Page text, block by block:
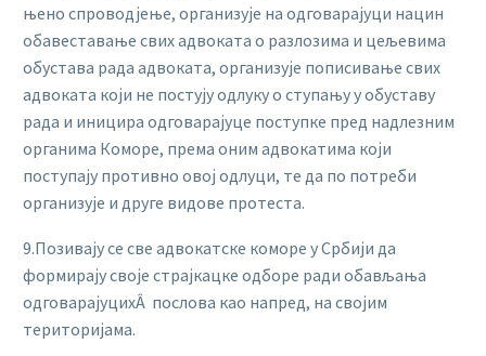
њено спроводјење, организује на одговарајуци нацин
обавеставање свих адвоката о разлозима и цељевима
обустава рада адвоката, организује пописивање свих
адвоката који не постују одлуку о ступању у обуставу
рада и иницира одговарајуце поступке пред надлезним
органима Коморе, према оним адвокатима који
поступају противно овој одлуци, те да по потреби
организује и друге видове протеста.
9.Позивају се све адвокатске коморе у Србији да
формирају своје страјкацке одборе ради обављања
одговарајуцихÂ послова као напред, на својим
територијама.